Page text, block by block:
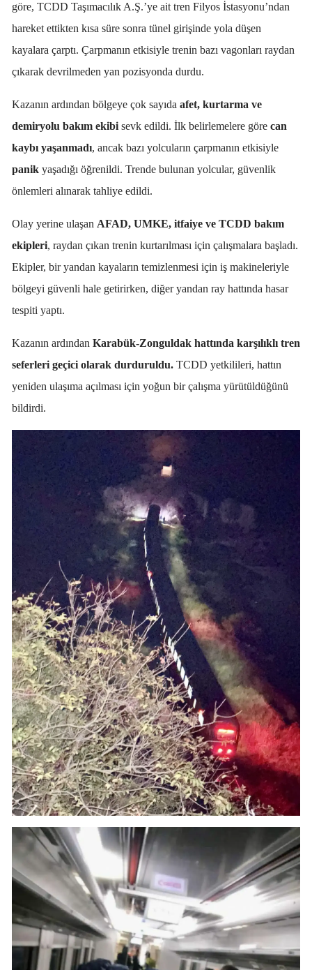
göre, TCDD Taşımacılık A.Ş.’ye ait tren Filyos İstasyonu’ndan
hareket ettikten kısa süre sonra tünel girişinde yola düşen
kayalara çarptı. Çarpmanın etkisiyle trenin bazı vagonları raydan
çıkarak devrilmeden yan pozisyonda durdu.
Kazanın ardından bölgeye çok sayıda afet, kurtarma ve
demiryolu bakım ekibi sevk edildi. İlk belirlemelere göre can
kaybı yaşanmadı, ancak bazı yolcuların çarpmanın etkisiyle
panik yaşadığı öğrenildi. Trende bulunan yolcular, güvenlik
önlemleri alınarak tahliye edildi.
Olay yerine ulaşan AFAD, UMKE, itfaiye ve TCDD bakım
ekipleri, raydan çıkan trenin kurtarılması için çalışmalara başladı.
Ekipler, bir yandan kayaların temizlenmesi için iş makineleriyle
bölgeyi güvenli hale getirirken, diğer yandan ray hattında hasar
tespiti yaptı.
Kazanın ardından Karabük-Zonguldak hattında karşılıklı tren
seferleri geçici olarak durduruldu. TCDD yetkilileri, hattın
yeniden ulaşıma açılması için yoğun bir çalışma yürütüldüğünü
bildirdi.